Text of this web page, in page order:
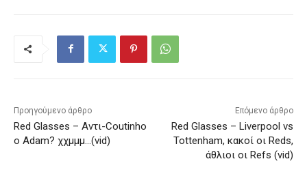
Προηγούμενο άρθρο
Red Glasses – Αντι-Coutinho
o Adam? χχμμμ…(vid)
Επόμενο άρθρο
Red Glasses – Liverpool vs
Tottenham, κακοί οι Reds,
άθλιοι οι Refs (vid)